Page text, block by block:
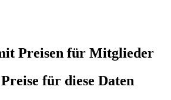
Preisen für Mitglieder
für diese Daten